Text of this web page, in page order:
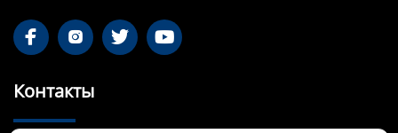
   
Контакты